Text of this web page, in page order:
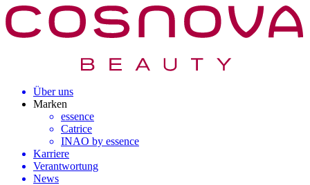
Über uns
Marken
essence
Catrice
INAO by essence
Karriere
Verantwortung
News